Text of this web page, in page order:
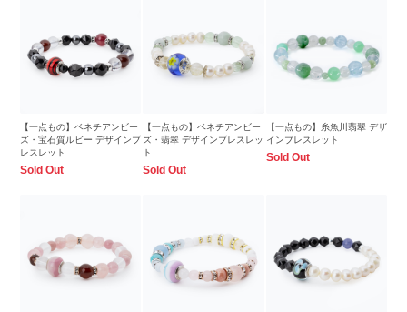
【一点もの】ベネチアンビー
ズ・宝石質ルビー デザインブ
レスレット
Sold Out
【一点もの】ベネチアンビー
ズ・翡翠 デザインブレスレッ
ト
Sold Out
【一点もの】糸魚川翡翠 デザ
インブレスレット
Sold Out